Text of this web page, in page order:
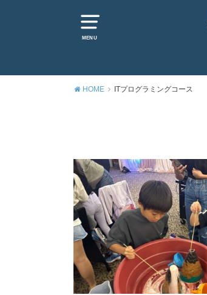
MENU
HOME ITプログラミングコース